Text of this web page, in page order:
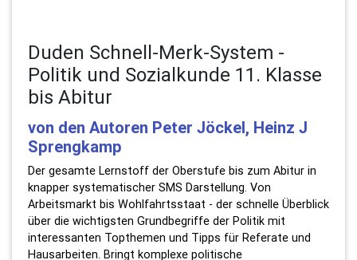
Duden Schnell-Merk-System -
Politik und Sozialkunde 11. Klasse
bis Abitur
von den Autoren Peter Jöckel, Heinz J
Sprengkamp
Der gesamte Lernstoff der Oberstufe bis zum Abitur in
knapper systematischer SMS Darstellung. Von
Arbeitsmarkt bis Wohlfahrtsstaat - der schnelle Überblick
über die wichtigsten Grundbegriffe der Politik mit
interessanten Topthemen und Tipps für Referate und
Hausarbeiten. Bringt komplexe politische